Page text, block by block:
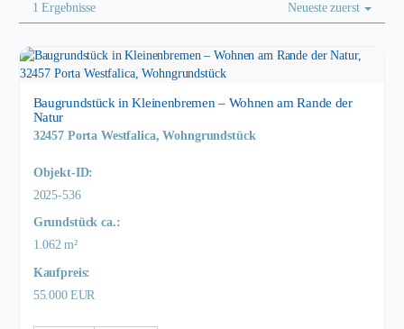
1 Ergebnisse Neueste zuerst
Baugrundstück in Kleinenbremen – Wohnen am Rande der
Natur
32457 Porta Westfalica, Wohngrundstück
Objekt-ID:
2025-536
Grund­stück ca.:
1.062 m²
Kaufpreis:
55.000 EUR